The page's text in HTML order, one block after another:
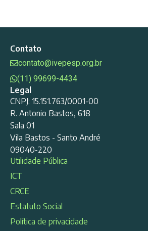
Contato
contato@ivepesp.org.br
(11) 99699-4434
Legal
CNPJ: 15.151.763/0001-00
R. Antonio Bastos, 618
Sala 01
Vila Bastos - Santo André
09040-220
Utilidade Pública
ICT
CRCE
Estatuto Social
Política de privacidade